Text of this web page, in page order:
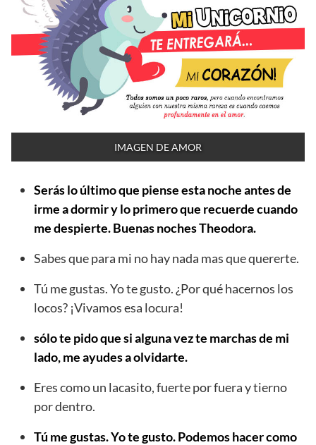
IMAGEN DE AMOR
Serás lo último que piense esta noche antes de
irme a dormir y lo primero que recuerde cuando
me despierte. Buenas noches Theodora.
Sabes que para mi no hay nada mas que quererte.
Tú me gustas. Yo te gusto. ¿Por qué hacernos los
locos? ¡Vivamos esa locura!
sólo te pido que si alguna vez te marchas de mi
lado, me ayudes a olvidarte.
Eres como un lacasito, fuerte por fuera y tierno
por dentro.
Tú me gustas. Yo te gusto. Podemos hacer como